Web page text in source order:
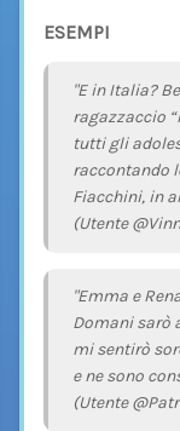
ESEMPI
"E in Italia?
ragazzaccio
tutti gli
raccontando
Fiacchini, in
(Utente
"Emma e
Domani sarò
mi sentirò
e ne sono
(Utente